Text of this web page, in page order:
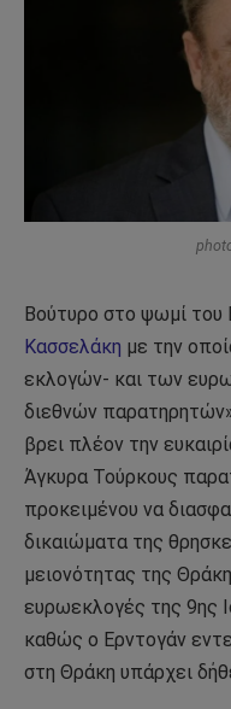
Βούτυρο στο ψωμί του
Κασσελάκη με την
εκλογών- και των
διεθνών
βρει πλέον την
Άγκυρα Τούρκους
προκειμένου να
δικαιώματα της
μειονότητας της
ευρωεκλογές της 9ης
καθώς ο Ερντογάν
στη Θράκη υπάρχει